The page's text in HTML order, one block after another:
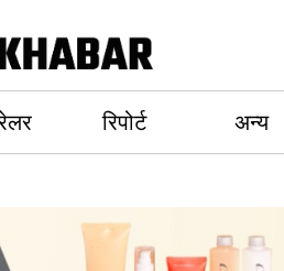
रिपोर्ट अन्य